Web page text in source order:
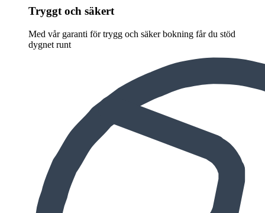
Tryggt och säkert
Med vår garanti för trygg och säker bokning får du stöd
dygnet runt